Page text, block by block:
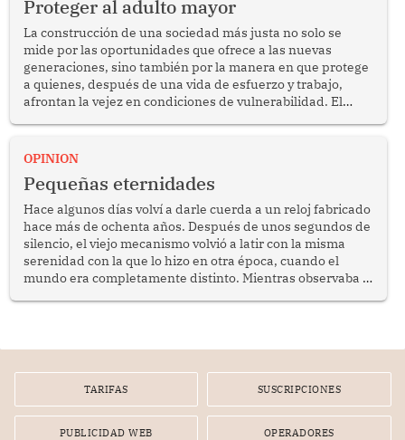
Proteger al adulto mayor
La construcción de una sociedad más justa no solo se
mide por las oportunidades que ofrece a las nuevas
generaciones, sino también por la manera en que protege
a quienes, después de una vida de esfuerzo y trabajo,
afrontan la vejez en condiciones de vulnerabilidad. El
bimestrales el subsidio que reciben los beneficiarios del
reflexionar sobre la importancia de fortalecer las políticas
públicas dirigidas a los adultos mayores en pobreza.
OPINION
Pequeñas eternidades
Hace algunos días volví a darle cuerda a un reloj fabricado
hace más de ochenta años. Después de unos segundos de
silencio, el viejo mecanismo volvió a latir con la misma
serenidad con la que lo hizo en otra época, cuando el
mundo era completamente distinto. Mientras observaba el
TARIFAS SUSCRIPCIONES
PUBLICIDAD WEB OPERADORES